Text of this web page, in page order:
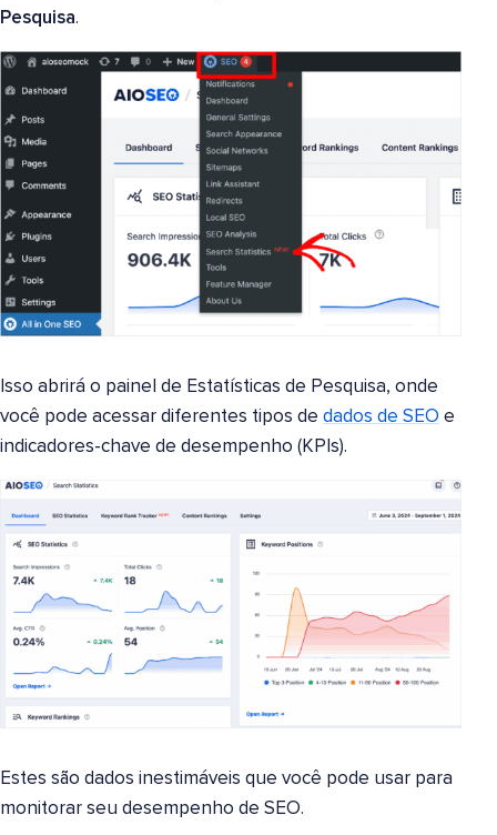
Pesquisa.
Isso abrirá o painel de Estatísticas de Pesquisa, onde
você pode acessar diferentes tipos de dados de SEO e
indicadores-chave de desempenho (KPIs).
Estes são dados inestimáveis que você pode usar para
monitorar seu desempenho de SEO.